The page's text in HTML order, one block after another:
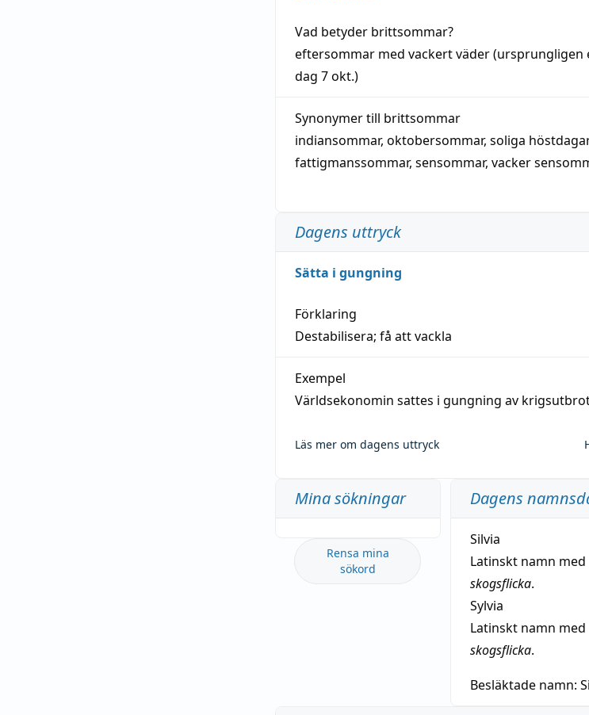
Vad betyder brittsommar?
eftersommar med vackertväder(ursprungligen
dag 7 okt.)
Synonymer till brittsommar
indiansommar, oktobersommar, soliga höstdagar
fattigmanssommar, sensommar, vacker
Dagens uttryck
Sätta i gungning
Förklaring
Destabilisera; få att vackla
Exempel
Världsekonomin sattes i gungning av
Läs mer om dagens uttryck
Mina sökningar
Rensa mina
sökord
Dagens
Silvia
Latinskt namn
skogsflicka.
Sylvia
Latinskt namn
skogsflicka.
Besläktade namn: